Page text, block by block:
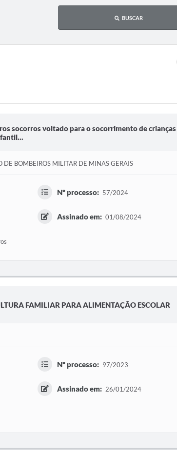
BUSCAR
socorros voltado para o socorrimento de
DE BOMBEIROS MILITAR DE MINAS GERAIS
Nº processo: 57/2024
Assinado em: 01/08/2024
FAMILIAR PARA ALIMENTAÇÃO ESCOLAR
Nº processo: 97/2023
Assinado em: 26/01/2024